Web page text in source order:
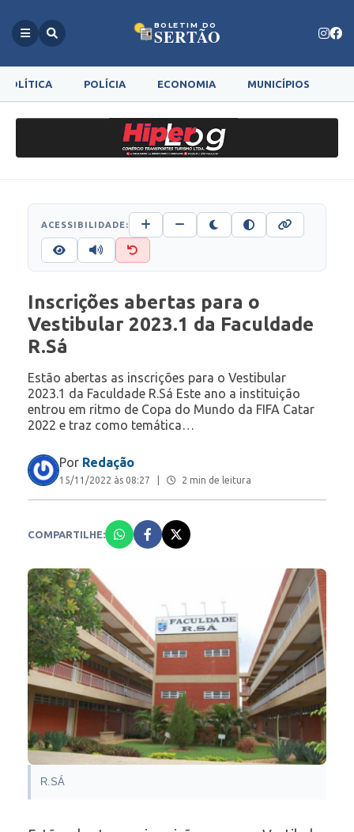
BOLETIM DO
SERTÃO
POLÍTICA POLÍCIA ECONOMIA MUNICÍPIOS
ACESSIBILIDADE:
Inscrições abertas para o
Vestibular 2023.1 da Faculdade
R.Sá
Estão abertas as inscrições para o Vestibular
2023.1 da Faculdade R.Sá Este ano a instituição
entrou em ritmo de Copa do Mundo da FIFA Catar
2022 e traz como temática…
Por Redação
15/11/2022 às 08:27 2 min de leitura
COMPARTILHE:
R.SÁ